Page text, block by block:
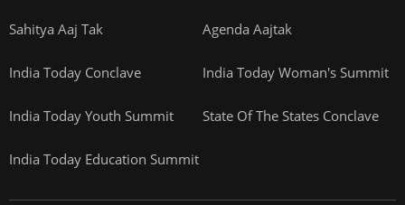
Sahitya Aaj Tak Agenda Aajtak
India Today Conclave India Today Woman's Summit
India Today Youth Summit State Of The States Conclave
India Today Education Summit